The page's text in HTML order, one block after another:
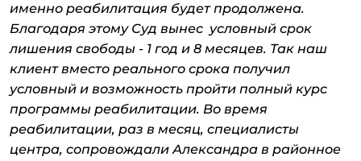
именно реабилитация будет продолжена.
Благодаря этому Суд вынес условный срок
лишения свободы - 1 год и 8 месяцев. Так наш
клиент вместо реального срока получил
условный и возможность пройти полный курс
программы реабилитации. Во время
реабилитации, раз в месяц, специалисты
центра, сопровождали Александра в районное